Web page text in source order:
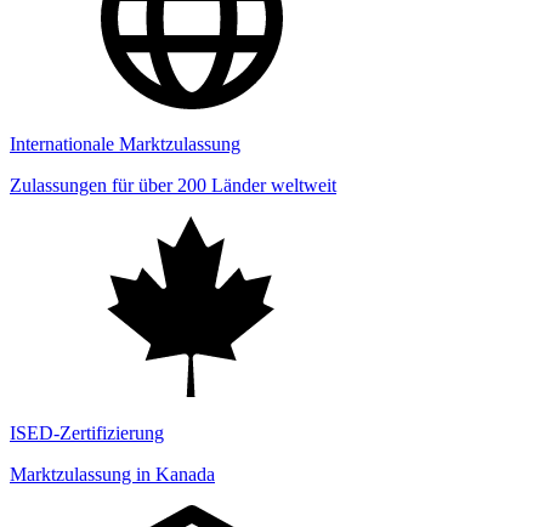
Internationale Marktzulassung
Zulassungen für über 200 Länder weltweit
ISED-Zertifizierung
Marktzulassung in Kanada